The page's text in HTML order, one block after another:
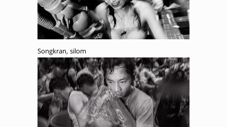
Songkran, silom